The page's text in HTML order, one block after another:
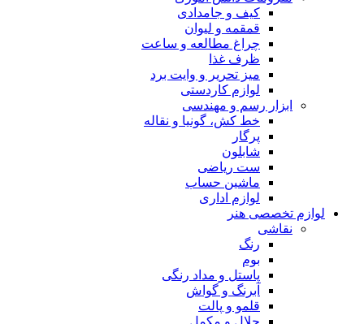
کیف و جامدادی
قمقمه و لیوان
چراغ مطالعه و ساعت
ظرف غذا
میز تحریر و وایت برد
لوازم کاردستی
ابزار رسم و مهندسی
خط کش، گونیا و نقاله
پرگار
شابلون
ست ریاضی
ماشین حساب
لوازم اداری
لوازم تخصصی هنر
نقاشی
رنگ
بوم
پاستل و مداد رنگی
آبرنگ و گواش
قلمو و پالت
حلال و مکمل